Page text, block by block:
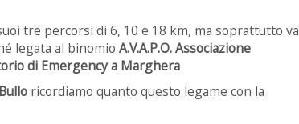
tre percorsi di 6, 10 e 18 km, ma soprattutto va
legata al binomio A.V.A.P.O. Associazione
di Emergency a Marghera
ricordiamo quanto questo legame con la